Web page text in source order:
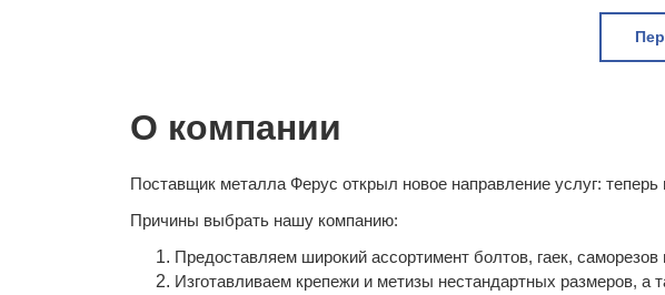
О компании
Поставщик металла Ферус открыл новое направление услуг:
Причины выбрать нашу компанию:
Предоставляем широкий ассортимент болтов, гаек,
Изготавливаем крепежи и метизы нестандартных размеров,